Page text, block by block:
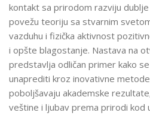
kontakt sa prirodom razviju
povežu teoriju sa stvarnim
vazduhu i fizička aktivnost
i opšte blagostanje. Nastava na
predstavlja odličan primer kako
unaprediti kroz inovativne
poboljšavaju akademske
veštine i ljubav prema prirodi kod